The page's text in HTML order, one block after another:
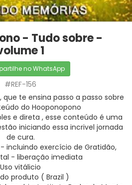
- Tudo sobre -
1
no WhatsApp
#REF-156
te ensina passo a passo sobre
do Hooponopono
e direta , esse conteúdo é uma
iniciando essa incrivel jornada
de cura.
incluindo exercício de Gratidão,
- liberação imediata
Uso vitálicio
produto ( Brazil )